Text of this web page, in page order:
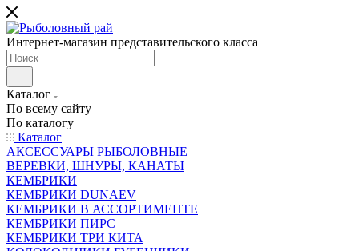
Интернет-магазин представительского класса
Каталог
По всему сайту
По каталогу
Каталог
АКСЕССУАРЫ РЫБОЛОВНЫЕ
ВЕРЕВКИ, ШНУРЫ, КАНАТЫ
КЕМБРИКИ
КЕМБРИКИ DUNAEV
КЕМБРИКИ В АССОРТИМЕНТЕ
КЕМБРИКИ ПИРС
КЕМБРИКИ ТРИ КИТА